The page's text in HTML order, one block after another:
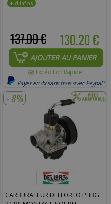
130.20 €
137.00 €
AJOUTER AU PANIER
Expédition Rapide
Payer en 4x sans frais avec Paypal*
- 8%
CARBURATEUR DELLORTO PHBG